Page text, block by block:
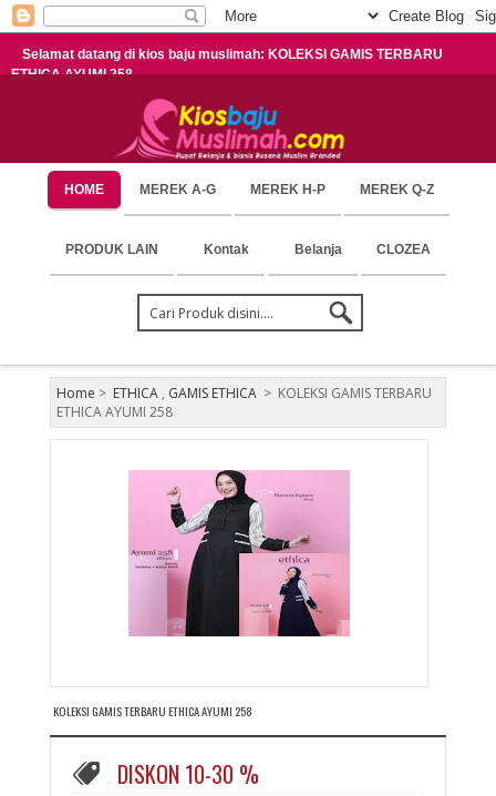
Selamat datang di kios baju muslimah: KOLEKSI GAMIS TERBARU
ETHICA AYUMI 258
HOME MEREK A-G MEREK H-P MEREK Q-Z
PRODUK LAIN Kontak Belanja CLOZEA
Home > ETHICA, GAMIS ETHICA > KOLEKSI GAMIS TERBARU
ETHICA AYUMI 258
KOLEKSI GAMIS TERBARU ETHICA AYUMI 258
DISKON 10-30 %